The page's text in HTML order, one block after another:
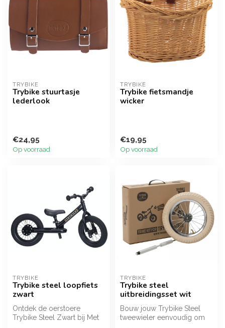
TRYBIKE
Trybike stuurtasje
lederlook
€24,95
Op voorraad
TRYBIKE
Trybike fietsmandje
wicker
€19,95
Op voorraad
TRYBIKE
Trybike steel loopfiets
zwart
Ontdek de oerstoere
Trybike Steel Zwart bij Met
TRYBIKE
Trybike steel
uitbreidingsset wit
Bouw jouw Trybike Steel
tweewieler eenvoudig om